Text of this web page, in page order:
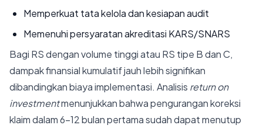
Memperkuat tata kelola dan kesiapan audit
Memenuhi persyaratan akreditasi KARS/SNARS
Bagi RS dengan volume tinggi atau RS tipe B dan C,
dampak finansial kumulatif jauh lebih signifikan
dibandingkan biaya implementasi. Analisis return on
investmentmenunjukkan bahwa pengurangan koreksi
klaim dalam 6-12 bulan pertama sudah dapat menutup